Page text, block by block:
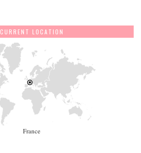
CURRENT LOCATION
France